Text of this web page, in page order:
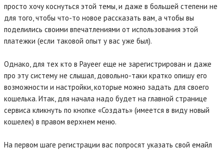
просто хочу коснуться этой темы, и даже в большей степени не
для того, чтобы что-то новое рассказать вам, а чтобы вы
поделились своими впечатлениями от использования этой
платежки (если таковой опыт у вас уже был).
Однако, для тех кто в Payeer еще не зарегистрирован и даже
про эту систему не слышал, довольно-таки кратко опишу его
возможности и настройки, которые можно задать для своего
кошелька. Итак, для начала надо будет на главной странице
сервиса кликнуть по кнопке «Создать» (имеется в виду новый
кошелек) в правом верхнем меню.
На первом шаге регистрации вас попросят указать свой емайл